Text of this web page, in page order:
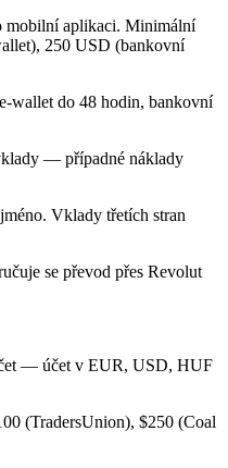
mobilní aplikaci. Minimální
250 USD (bankovní
wallet do 48 hodin, bankovní
— případné náklady
Vklady třetích stran
se převod přes Revolut
— účet v EUR, USD, HUF
(TradersUnion), $250 (Coal